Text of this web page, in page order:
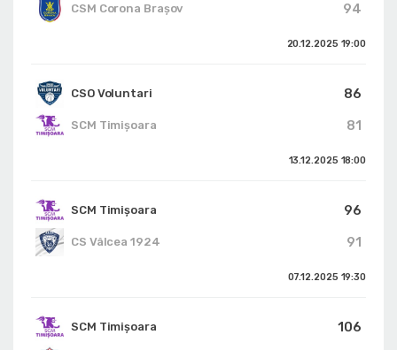
94
CSM Corona Braşov
20.12.2025 19:00
CSO Voluntari
86
81
SCM Timișoara
13.12.2025 18:00
SCM Timișoara
96
91
CS Vâlcea 1924
07.12.2025 19:30
SCM Timișoara
106